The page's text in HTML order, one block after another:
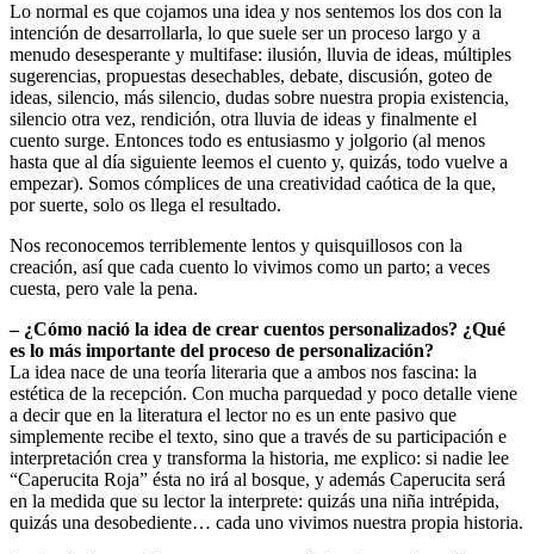
Lo normal es que cojamos una idea y nos sentemos los dos con la
intención de desarrollarla, lo que suele ser un proceso largo y a
menudo desesperante y multifase: ilusión, lluvia de ideas, múltiples
sugerencias, propuestas desechables, debate, discusión, goteo de
ideas, silencio, más silencio, dudas sobre nuestra propia existencia,
silencio otra vez, rendición, otra lluvia de ideas y finalmente el
cuento surge. Entonces todo es entusiasmo y jolgorio (al menos
hasta que al día siguiente leemos el cuento y, quizás, todo vuelve a
empezar). Somos cómplices de una creatividad caótica de la que,
por suerte, solo os llega el resultado.
Nos reconocemos terriblemente lentos y quisquillosos con la
creación, así que cada cuento lo vivimos como un parto; a veces
cuesta, pero vale la pena.
– ¿Cómo nació la idea de crear cuentos personalizados? ¿Qué
es lo más importante del proceso de personalización?
La idea nace de una teoría literaria que a ambos nos fascina: la
estética de la recepción. Con mucha parquedad y poco detalle viene
a decir que en la literatura el lector no es un ente pasivo que
simplemente recibe el texto, sino que a través de su participación e
interpretación crea y transforma la historia, me explico: si nadie lee
“Caperucita Roja” ésta no irá al bosque, y además Caperucita será
en la medida que su lector la interprete: quizás una niña intrépida,
quizás una desobediente… cada uno vivimos nuestra propia historia.